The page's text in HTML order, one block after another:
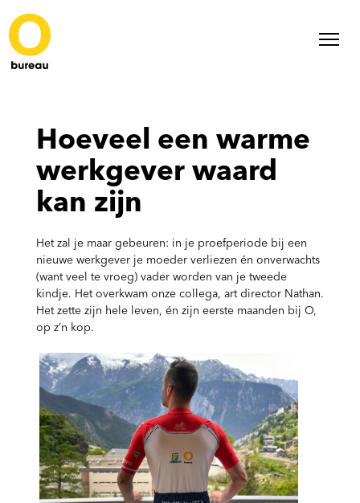
Hoeveel een warme
werkgever waard
kan zijn
Het zal je maar gebeuren: in je proefperiode bij een
nieuwe werkgever je moeder verliezen én onverwachts
(want veel te vroeg) vader worden van je tweede
kindje. Het overkwam onze collega, art director Nathan.
Het zette zijn hele leven, én zijn eerste maanden bij O,
op z’n kop.